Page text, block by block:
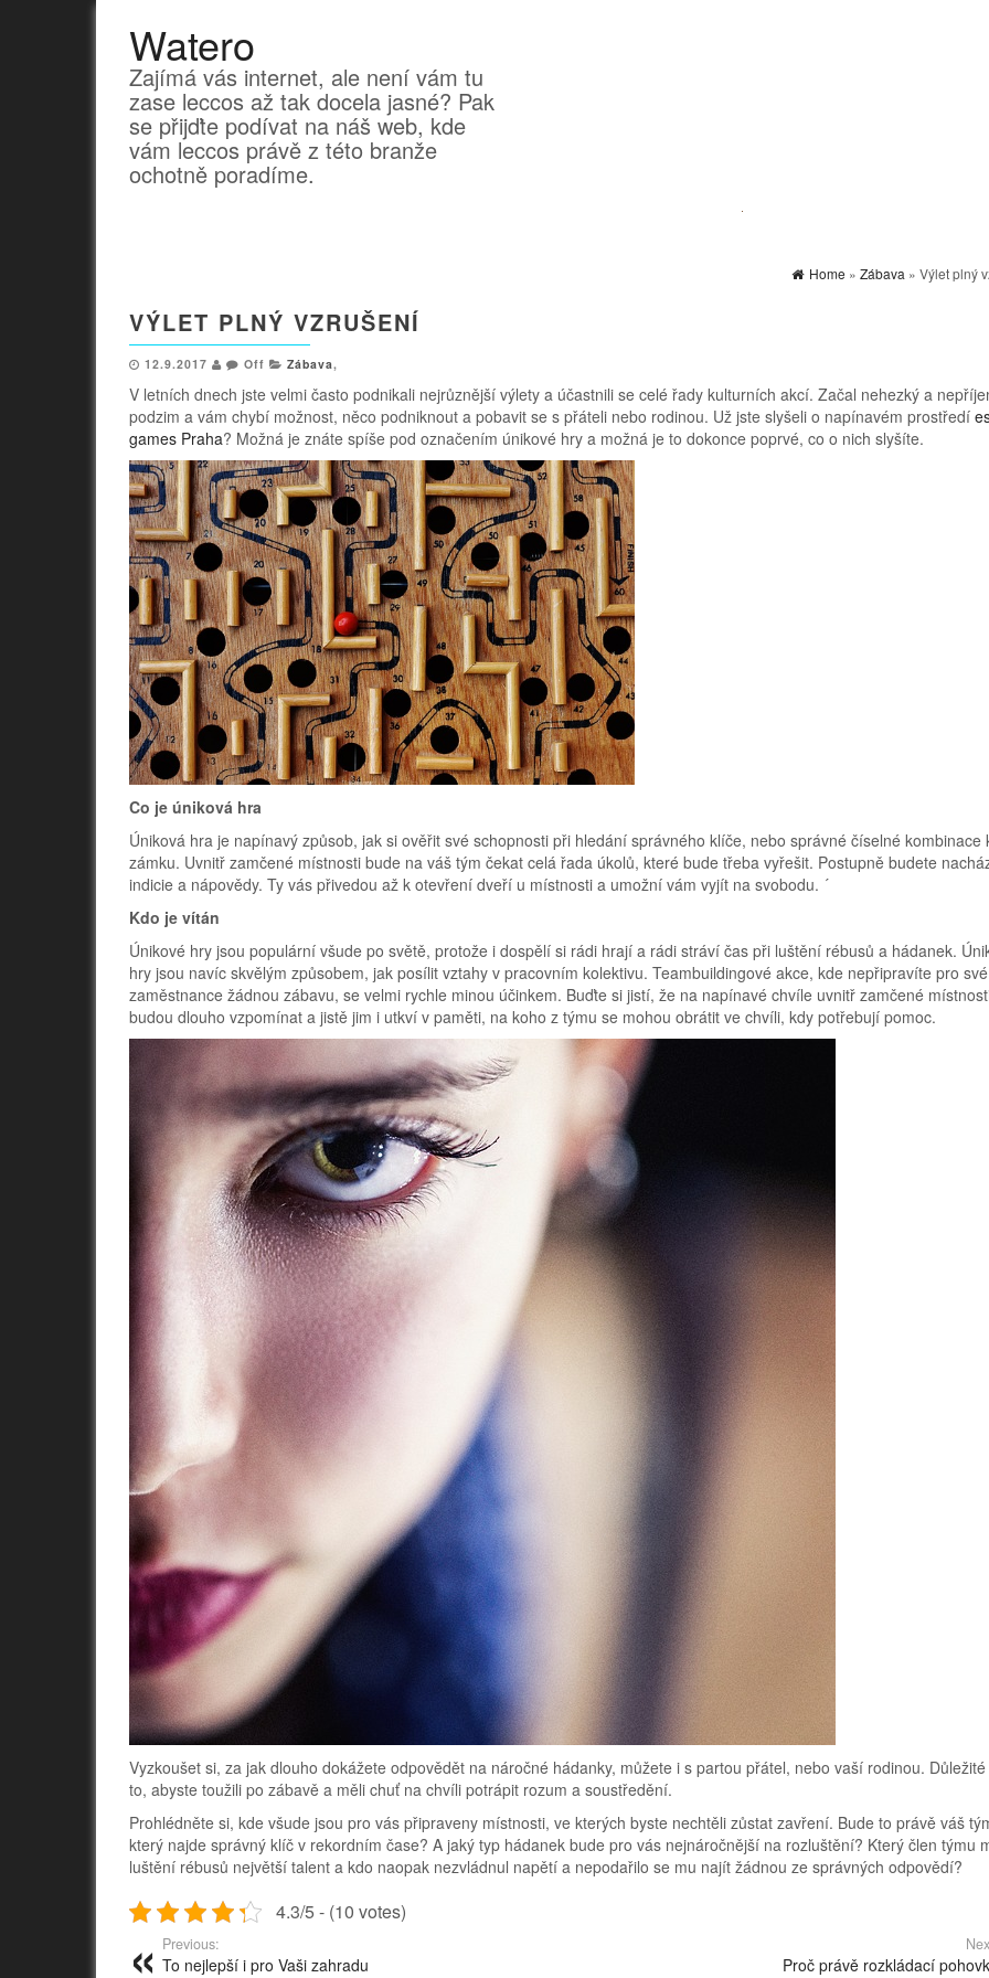
Watero
Zajímá vás internet, ale není vám tu
zase leccos až tak docela jasné? Pak
se přijďte podívat na náš web, kde
vám leccos právě z této branže
ochotně poradíme.
Home » Zábava » Výlet plný
VÝLET PLNÝ VZRUŠENÍ
12.9.2017 Off Zábava,
V letních dnech jste velmi často podnikali nejrůznější výlety a účastnili se celé řady kulturních akcí. Začal nehezký a
podzim a vám chybí možnost, něco podniknout a pobavit se s přáteli nebo rodinou. Už jste slyšeli o napínavém prostředí
games Praha? Možná je znáte spíše pod označením únikové hry a možná je to dokonce poprvé, co o nich slyšíte.
Co je úniková hra
Úniková hra je napínavý způsob, jak si ověřit své schopnosti při hledání správného klíče, nebo správné číselné kombinace
zámku. Uvnitř zamčené místnosti bude na váš tým čekat celá řada úkolů, které bude třeba vyřešit. Postupně budete
indicie a nápovědy. Ty vás přivedou až k otevření dveří u místnosti a umožní vám vyjít na svobodu. ´
Kdo je vítán
Únikové hry jsou populární všude po světě, protože i dospělí si rádi hrají a rádi stráví čas při luštění rébusů a hádanek.
hry jsou navíc skvělým způsobem, jak posílit vztahy v pracovním kolektivu. Teambuildingové akce, kde nepřipravíte pro své
zaměstnance žádnou zábavu, se velmi rychle minou účinkem. Buďte si jistí, že na napínavé chvíle uvnitř zamčené
budou dlouho vzpomínat a jistě jim i utkví v paměti, na koho z týmu se mohou obrátit ve chvíli, kdy potřebují pomoc.
Vyzkoušet si, za jak dlouho dokážete odpovědět na náročné hádanky, můžete i s partou přátel, nebo vaší rodinou.
to, abyste toužili po zábavě a měli chuť na chvíli potrápit rozum a soustředění.
Prohlédněte si, kde všude jsou pro vás připraveny místnosti, ve kterých byste nechtěli zůstat zavření. Bude to právě váš
který najde správný klíč v rekordním čase? A jaký typ hádanek bude pro vás nejnáročnější na rozluštění? Který člen týmu
luštění rébusů největší talent a kdo naopak nezvládnul napětí a nepodařilo se mu najít žádnou ze správných odpovědí?
4.3/5 - (10 votes)
Previous:
To nejlepší i pro Vaši zahradu Proč právě rozkládací